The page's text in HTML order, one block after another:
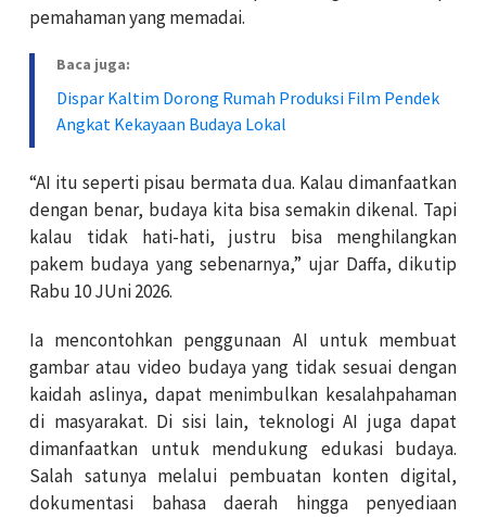
pemahaman yang memadai.
Baca juga:
Dispar Kaltim Dorong Rumah Produksi Film Pendek
Angkat Kekayaan Budaya Lokal
“AI itu seperti pisau bermata dua. Kalau dimanfaatkan
dengan benar, budaya kita bisa semakin dikenal. Tapi
kalau tidak hati-hati, justru bisa menghilangkan
pakem budaya yang sebenarnya,” ujar Daffa, dikutip
Rabu 10 JUni 2026.
Ia mencontohkan penggunaan AI untuk membuat
gambar atau video budaya yang tidak sesuai dengan
kaidah aslinya, dapat menimbulkan kesalahpahaman
di masyarakat. Di sisi lain, teknologi AI juga dapat
dimanfaatkan untuk mendukung edukasi budaya.
Salah satunya melalui pembuatan konten digital,
dokumentasi bahasa daerah hingga penyediaan